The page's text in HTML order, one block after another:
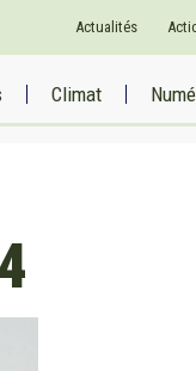
Actualités
Climat